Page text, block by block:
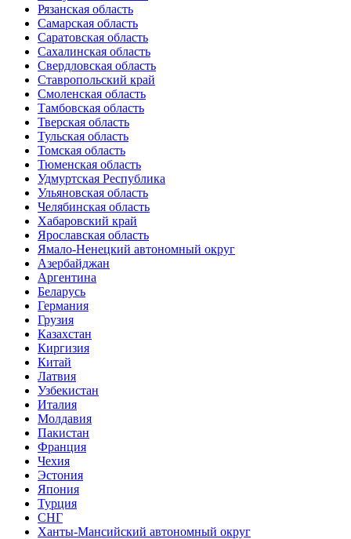
Рязанская область
Самарская область
Саратовская область
Сахалинская область
Свердловская область
Ставропольский край
Смоленская область
Тамбовская область
Тверская область
Тульская область
Томская область
Тюменская область
Удмуртская Республика
Ульяновская область
Челябинская область
Хабаровский край
Ярославская область
Ямало-Ненецкий автономный округ
Азербайджан
Аргентина
Беларусь
Германия
Грузия
Казахстан
Киргизия
Китай
Латвия
Узбекистан
Италия
Молдавия
Пакистан
Франция
Чехия
Эстония
Япония
Турция
СНГ
Ханты-Мансийский автономный округ